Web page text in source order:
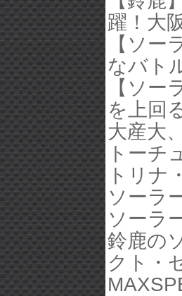
躍！大
【ソ
なバト
【ソ
を上回
大産大
トーチ
トリナ
ソーラ
ソーラ
鈴鹿の
クト・